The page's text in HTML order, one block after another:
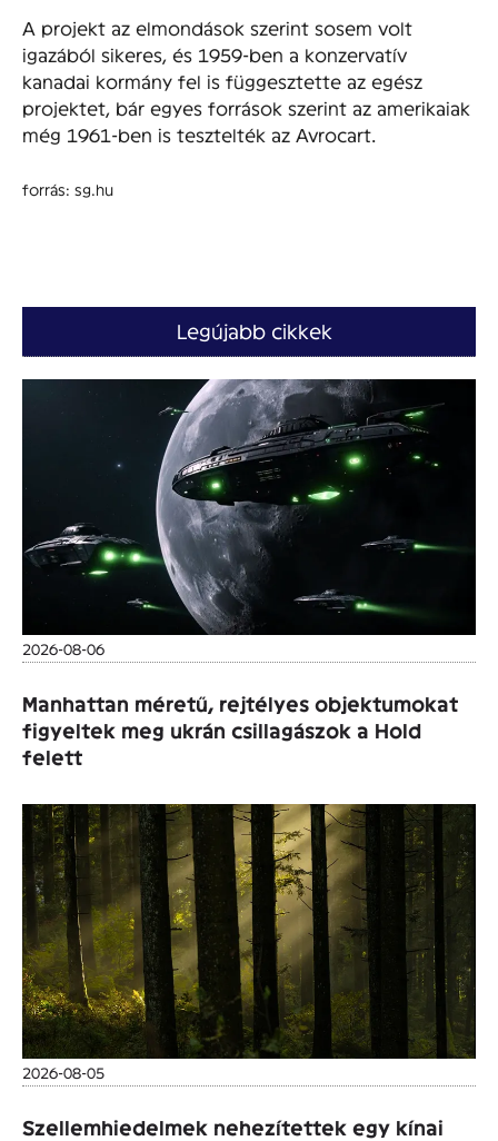
A projekt az elmondások szerint sosem volt
igazából sikeres, és 1959-ben a konzervatív
kanadai kormány fel is függesztette az egész
projektet, bár egyes források szerint az amerikaiak
még 1961-ben is tesztelték az Avrocart.
forrás: sg.hu
Legújabb cikkek
2026-08-06
Manhattan méretű, rejtélyes objektumokat
figyeltek meg ukrán csillagászok a Hold
felett
2026-08-05
Szellemhiedelmek nehezítettek egy kínai